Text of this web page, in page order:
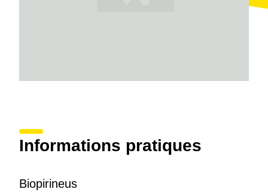
Informations pratiques
Biopirineus